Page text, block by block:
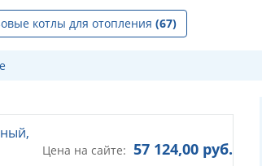
котлы для отопления (67)
Цена на сайте: 57 124,00 руб.